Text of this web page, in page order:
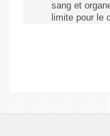
sang et
limite pour le